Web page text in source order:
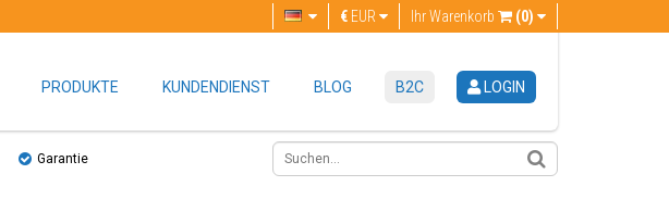
Ihr Warenkorb (0)
€ EUR
PRODUKTE KUNDENDIENST BLOG B2C LOGIN
Garantie